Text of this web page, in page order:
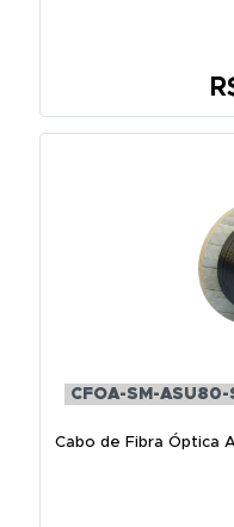
CFOA-SM-ASU80-
Cabo de Fibra Óptica